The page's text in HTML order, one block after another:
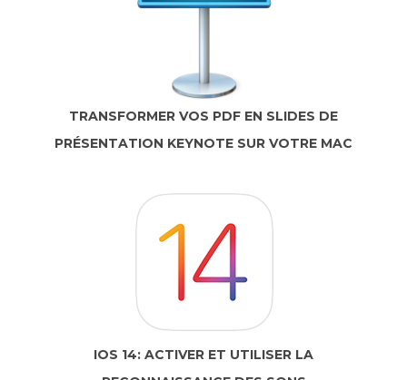
TRANSFORMER VOS PDF EN SLIDES DE
PRÉSENTATION KEYNOTE SUR VOTRE MAC
IOS 14: ACTIVER ET UTILISER LA